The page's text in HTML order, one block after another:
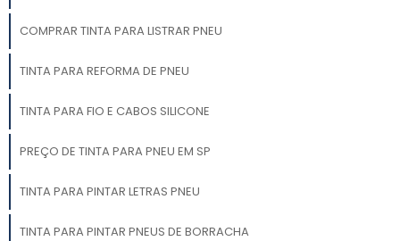
COMPRAR TINTA PARA LISTRAR PNEU
TINTA PARA REFORMA DE PNEU
TINTA PARA FIO E CABOS SILICONE
PREÇO DE TINTA PARA PNEU EM SP
TINTA PARA PINTAR LETRAS PNEU
TINTA PARA PINTAR PNEUS DE BORRACHA